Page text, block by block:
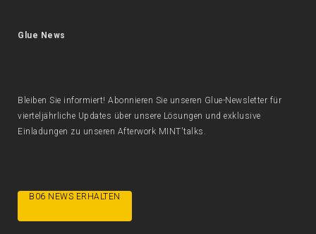
Glue News
Bleiben Sie informiert! Abonnieren Sie unseren Glue-Newsletter für
vierteljährliche Updates über unsere Lösungen und exklusive
Einladungen zu unseren Afterwork MINT'talks.
B06 NEWS ERHALTEN